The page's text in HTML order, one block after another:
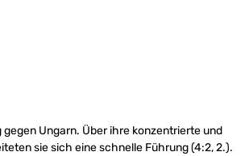
Ungarn. Über ihre konzentrierte und
sie sich eine schnelle Führung (4:2, 2.).